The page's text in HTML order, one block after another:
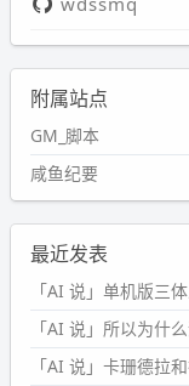
附属站点
GM_脚本
咸鱼纪要
最近发表
「AI 说」单机版三
「AI 说」所以为什
「AI 说」卡珊德拉